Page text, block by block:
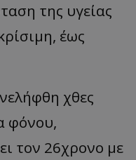
της υγείας
έως
χθες
φόνου,
τον 26χρονο με